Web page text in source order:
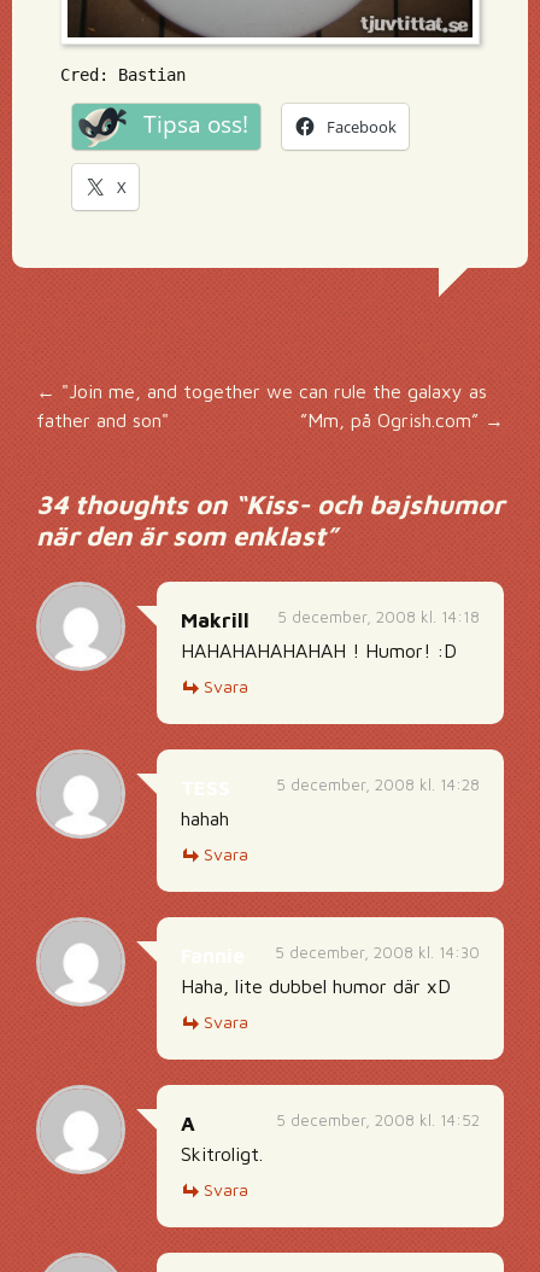
Cred: Bastian
Tipsa oss! Facebook
X
Inläggsnavigering
← "Join me, and together we can rule the galaxy as
father and son"
”Mm, på Ogrish.com” →
34 thoughts on “Kiss- och bajshumor
när den är som enklast”
5 december, 2008 kl. 14:18
Makrill
HAHAHAHAHAHAH ! Humor! :D
Svara
5 december, 2008 kl. 14:28
hahah
Svara
5 december, 2008 kl. 14:30
Haha, lite dubbel humor där xD
Svara
5 december, 2008 kl. 14:52
A
Skitroligt.
Svara